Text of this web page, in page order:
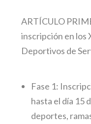
ARTÍCULO
inscripción en los
Deportivos de
Fase 1:
hasta el día 15
deportes,